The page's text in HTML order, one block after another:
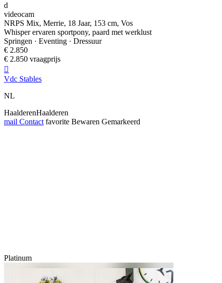
d
videocam
NRPS Mix, Merrie, 18 Jaar, 153 cm, Vos
Whisper ervaren sportpony, paard met werklust
Springen · Eventing · Dressuur
€ 2.850
€ 2.850 vraagprijs

Vdc Stables
NL
HaalderenHaalderen
mail Contact favorite Bewaren Gemarkeerd
Platinum